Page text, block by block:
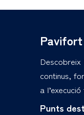
Descobreix
continus,
a
Punts